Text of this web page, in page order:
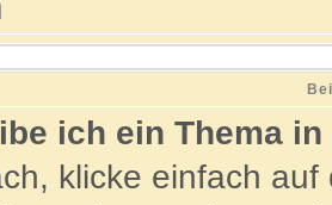
ich ein Thema
klicke einfach